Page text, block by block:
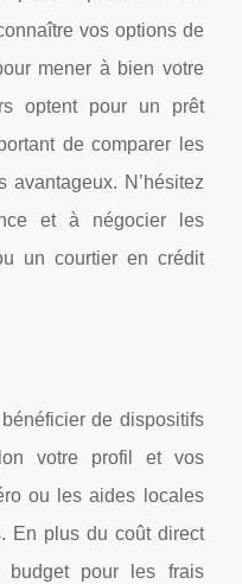
vos options de
mener à bien votre
optent pour un prêt
de comparer les
N’hésitez
et à négocier les
un courtier en crédit
de dispositifs
votre profil et vos
ou les aides locales
En plus du coût direct
pour les frais